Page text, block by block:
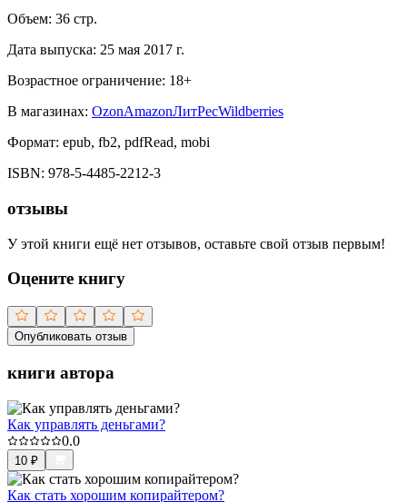
Объем: 36 стр.
Дата выпуска: 25 мая 2017 г.
Возрастное ограничение: 18+
В магазинах: OzonAmazonЛитРесWildberries
Формат: epub, fb2, pdfRead, mobi
ISBN: 978-5-4485-2212-3
отзывы
У этой книги ещё нет отзывов, оставьте свой отзыв первым!
Оцените книгу
Опубликовать отзыв
книги автора
Как управлять деньгами?
0.0
10 ₽
Как стать хорошим копирайтером?